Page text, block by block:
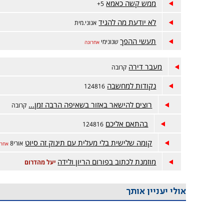
ממש קשה כאמא 5+
לא יודעת מה להגיד אנוני.מית
תעשי ההפך שנונימי אחרונה
מעבר דירה קרובה
נקודות למחשבה 124816
רוצים להישאר באזור בשאיפה הרבה זמן... קרובה
בהתאם אליכם 124816
קומה שלישית בלי מעלית עם תינוק זה סיוט אורי8
מוזמנת לכתוב בפורום הריון ולידה יעל מהדרום
אולי יעניין אותך